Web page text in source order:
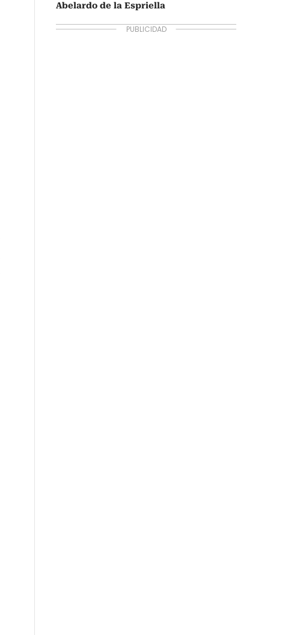
Abelardo de la Espriella